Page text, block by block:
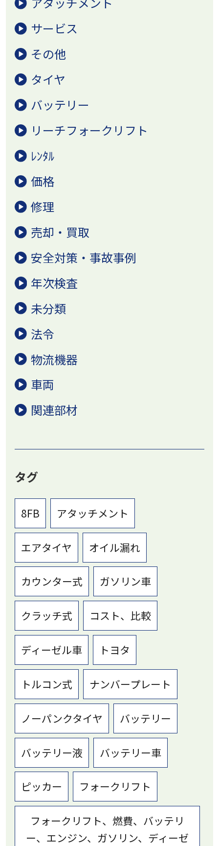
サービス
その他
タイヤ
バッテリー
リーチフォークリフト
ﾚﾝﾀﾙ
価格
修理
売却・買取
安全対策・事故事例
年次検査
未分類
法令
物流機器
車両
関連部材
タグ
8FB アタッチメント
エアタイヤ オイル漏れ
カウンター式 ガソリン車
クラッチ式 コスト、比較
ディーゼル車 トヨタ
トルコン式 ナンバープレート
ノーパンクタイヤ バッテリー
バッテリー液 バッテリー車
ピッカー フォークリフト
フォークリフト、燃費、バッテリ
ー、エンジン、ガソリン、ディーゼ